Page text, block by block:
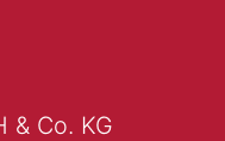
& Co. KG